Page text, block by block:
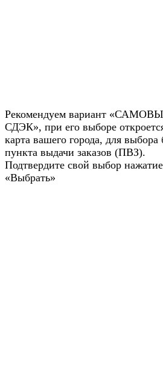
Рекомендуем вариант
СДЭК», при его выборе
карта вашего города, для
пункта выдачи заказов (ПВЗ).
Подтвердите свой выбор
«Выбрать»